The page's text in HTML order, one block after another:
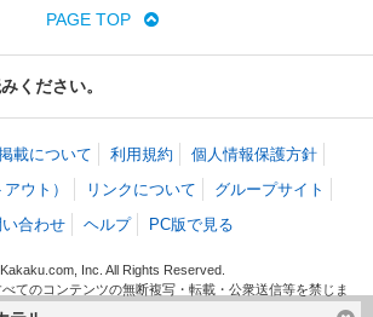
PAGE TOP
ください。
載について 利用規約
個人情報保護方針
ウト）
リンクについて
グループサイト
合わせ
ヘルプ PC版で見る
Inc. All Rights Reserved.
てのコンテンツの無断複写・転載・公衆送信等を禁じま